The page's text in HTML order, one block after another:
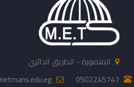
المنصورة - الطريق الدائري
0502245747